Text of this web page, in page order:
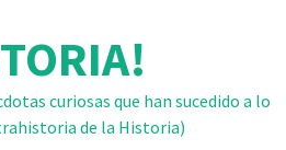
curiosas que han sucedido a lo
de la Historia)